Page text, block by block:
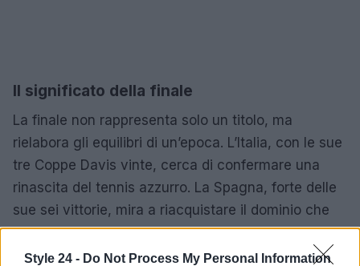
Style 24 - Do Not Process My Personal Information
Il significato della finale
La finale non rappresenta solo un titolo, ma
rielabora gli equilibri di un’epoca. L’Italia, con le sue
tre Coppe Davis vinte, cerca di confermare una
rinascita del tennis azzurro. La Spagna, forte delle
sue sei vittorie, mira a riacquistare il dominio che
l’ha contraddistinta negli anni d’oro. La sfida di
Bologna, pertanto, non è solo un incontro sportivo,